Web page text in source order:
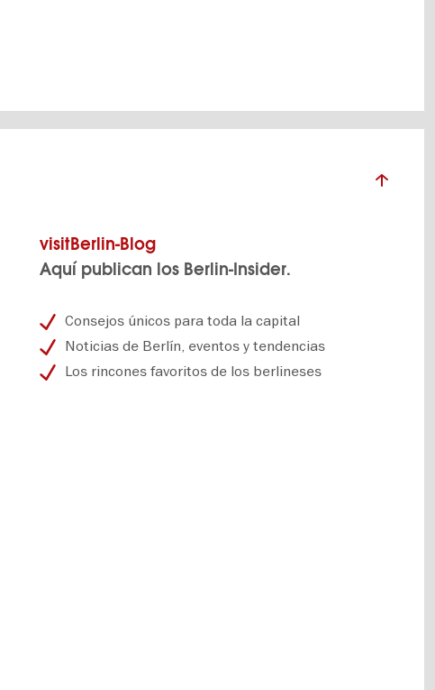
visitBerlin-Blog
Aquí publican los Berlin-Insider.
Consejos únicos para toda la capital
Noticias de Berlín, eventos y tendencias
Los rincones favoritos de los berlineses